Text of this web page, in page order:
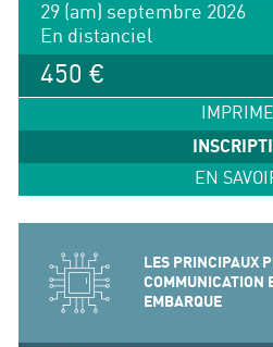
29 (am) septembre 2026
En distanciel
450 €
EN
LES PRINCIPAUX
COMMUNICATION
EMBARQUE